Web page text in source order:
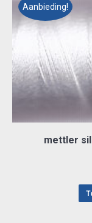
Aanbieding!
mettler